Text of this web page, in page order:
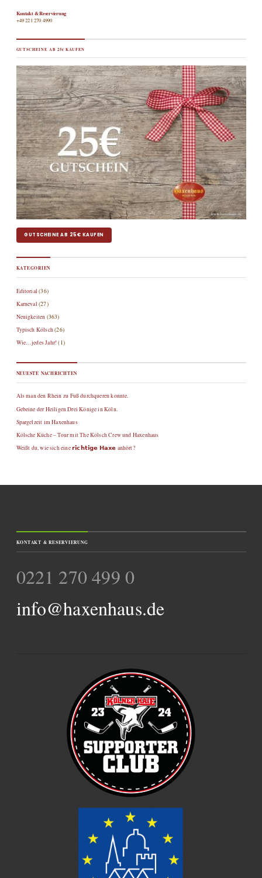
Kontakt & Reservierung
+49 221 270 4990
GUTSCHEINE AB 25€ KAUFEN
GUTSCHEINE AB 25€ KAUFEN
KATEGORIEN
Editorial (36)
Karneval (27)
Neuigkeiten (363)
Typisch Kölsch(26)
Wie…jedes Jahr!(1)
NEUESTE NACHRICHTEN
Als man den Rhein zu Fuß durchqueren konnte.
Gebeine der Heiligen Drei Könige in Köln.
Spargelzeit im Haxenhaus
Kölsche Küche – Tour mit The Kölsch Crew und Haxenhaus
Weißt du, wie sich eine 𝗿𝗶𝗰𝗵𝘁𝗶𝗴𝗲 𝗛𝗮𝘅𝗲 anhört?
KONTAKT & RESERVIERUNG
0221 270 499 0
info@haxenhaus.de